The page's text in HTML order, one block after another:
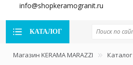
info@shopkeramogranit.ru
КАТАЛОГ
Магазин KERAMA MARAZZI Каталог